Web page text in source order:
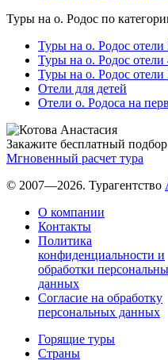
Туры на о. Родос по
Туры на о. Родос отели
Туры на о. Родос отели
Туры на о. Родос отели
Отели для детей
Отели о. Родоса на
Закажите бесплатный
Мгновенный расчет тура
© 2007—2026. Турагентство
О компании
Контакты
Политика
конфиденциальности и
обработки
данных
Согласие на обработку
персональных данных
Горящие туры
Страны